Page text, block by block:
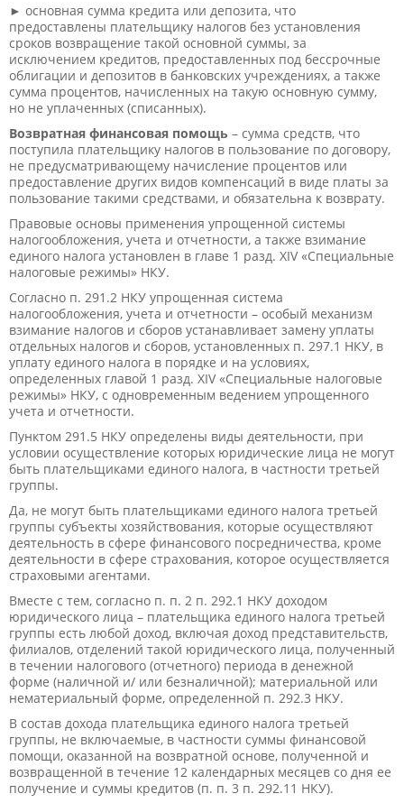
► основная сумма кредита или депозита, что
предоставлены плательщику налогов без установления
сроков возвращение такой основной суммы, за
исключением кредитов, предоставленных под бессрочные
облигации и депозитов в банковских учреждениях, а также
сумма процентов, начисленных на такую основную сумму,
но не уплаченных (списанных).
Возвратная финансовая помощь – сумма средств, что
поступила плательщику налогов в пользование по договору,
не предусматривающему начисление процентов или
предоставление других видов компенсаций в виде платы за
пользование такими средствами, и обязательна к возврату.
Правовые основы применения упрощенной системы
налогообложения, учета и отчетности, а также взимание
единого налога установлен в главе 1 разд. XIV «Специальные
налоговые режимы» НКУ.
Согласно п. 291.2 НКУ упрощенная система
налогообложения, учета и отчетности – особый механизм
взимание налогов и сборов​​ устанавливает замену уплаты
отдельных налогов и сборов, установленных п. 297.1 НКУ, в
уплату единого налога в порядке и на условиях,
определенных главой 1 разд. XIV «Специальные налоговые
режимы» НКУ, с одновременным ведением упрощенного
учета и отчетности.
Пунктом 291.5 НКУ определены виды деятельности, при
условии осуществление которых юридические лица не могут
быть плательщиками единого налога, в частности третьей
группы.
Да, не могут быть плательщиками единого налога третьей
группы субъекты хозяйствования, которые осуществляют
деятельность в сфере финансового посредничества, кроме
деятельности в сфере страхования, которое осуществляется
страховыми агентами.
Вместе с тем, согласно п. п.​ 2 п. 292.1 НКУ доходом
юридического лица – плательщика единого налога третьей
группы есть любой доход, включая доход представительств,
филиалов, отделений такой юридического лица, полученный
в течении налогового (отчетного) периода в денежной
форме (наличной и/ или безналичной); материальной или
нематериальный форме, определенной п. 292.3 НКУ.
В состав дохода плательщика единого налога третьей
группы, не включаемые, в частности суммы финансовой
помощи, оказанной на возвратной основе, полученной и
возвращенной в течение 12 календарных месяцев со дня ее
получение и суммы кредитов (п. п. 3 п. 292.11 НКУ).